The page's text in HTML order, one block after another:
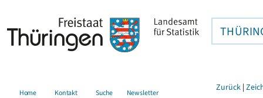
Home Kontakt Suche Newsletter Zurück |